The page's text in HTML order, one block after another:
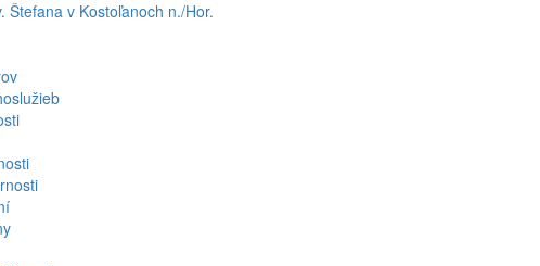
Štefana v Kostoľanoch n./Hor.